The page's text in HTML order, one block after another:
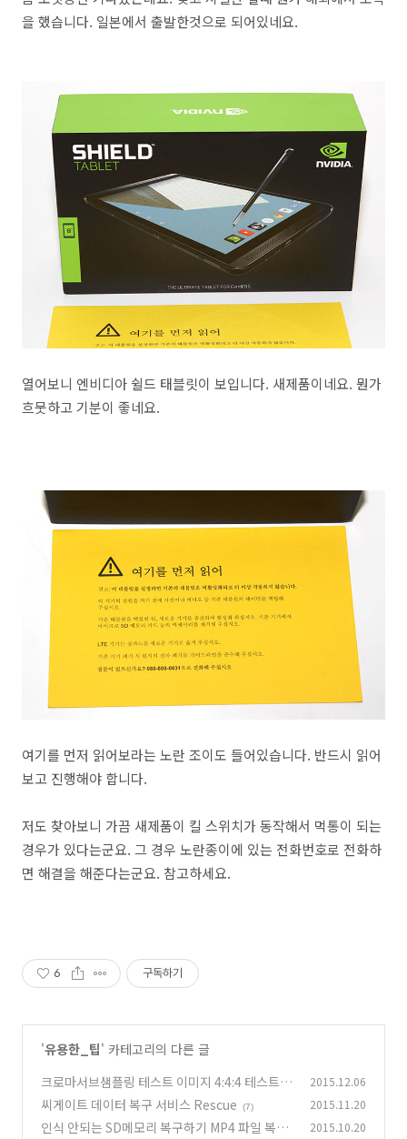
을 했습니다. 일본에서 출발한것으로 되어있네요.
열어보니 엔비디아 쉴드 태블릿이 보입니다. 새제품이네요. 뭔가
흐뭇하고 기분이 좋네요.
여기를 먼저 읽어보라는 노란 조이도 들어있습니다. 반드시 읽어
보고 진행해야 합니다.
저도 찾아보니 가끔 새제품이 킬 스위치가 동작해서 먹통이 되는
경우가 있다는군요. 그 경우 노란종이에 있는 전화번호로 전화하
면 해결을 해준다는군요. 참고하세요.
6 구독하기
'유용한_팁' 카테고리의 다른 글
크로마서브샘플링 테스트 이미지 4:4:4 테스트
(5)
2015.12.06
씨게이트 데이터 복구 서비스 Rescue (7) 2015.11.20
인식 안되는 SD메모리 복구하기 MP4 파일 복구 2015.10.20